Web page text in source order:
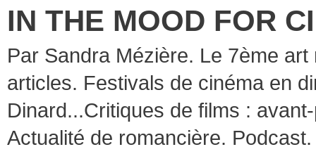
IN THE MOOD FOR
Par Sandra Mézière. Le 7ème
articles. Festivals de cinéma en
Dinard...Critiques de films :
Actualité de romancière. Podcast.